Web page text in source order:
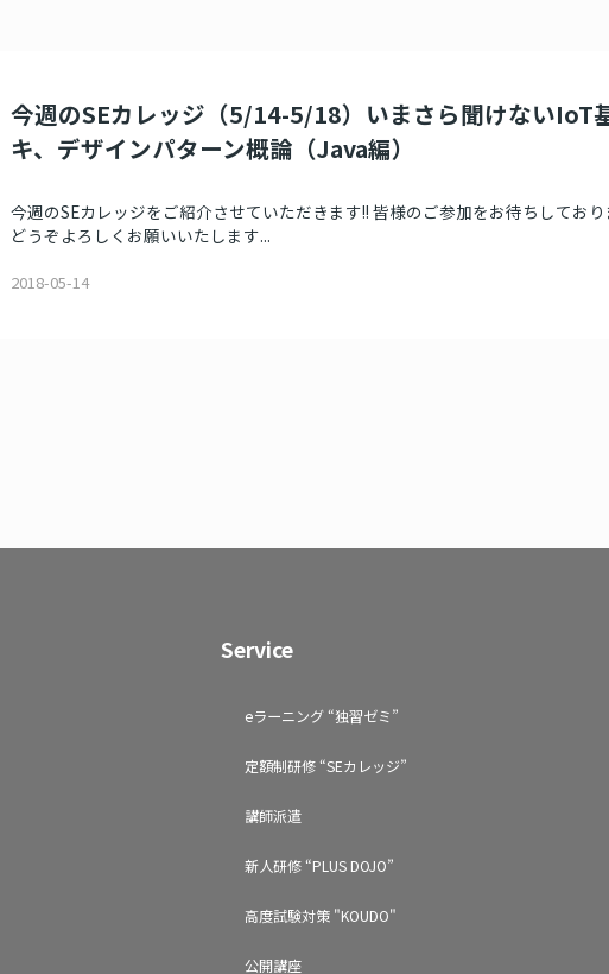
今週のSEカレッジ（5/14-5/18）いまさら聞けないIoT
キ、デザインパターン概論（Java編）
今週のSEカレッジをご紹介させていただきます!! 皆様のご参加をお待ちしており
どうぞよろしくお願いいたします...
2018-05-14
Service
eラーニング “独習ゼミ”
定額制研修 “SEカレッジ”
講師派遣
新人研修 “PLUS DOJO”
高度試験対策 "KOUDO"
公開講座